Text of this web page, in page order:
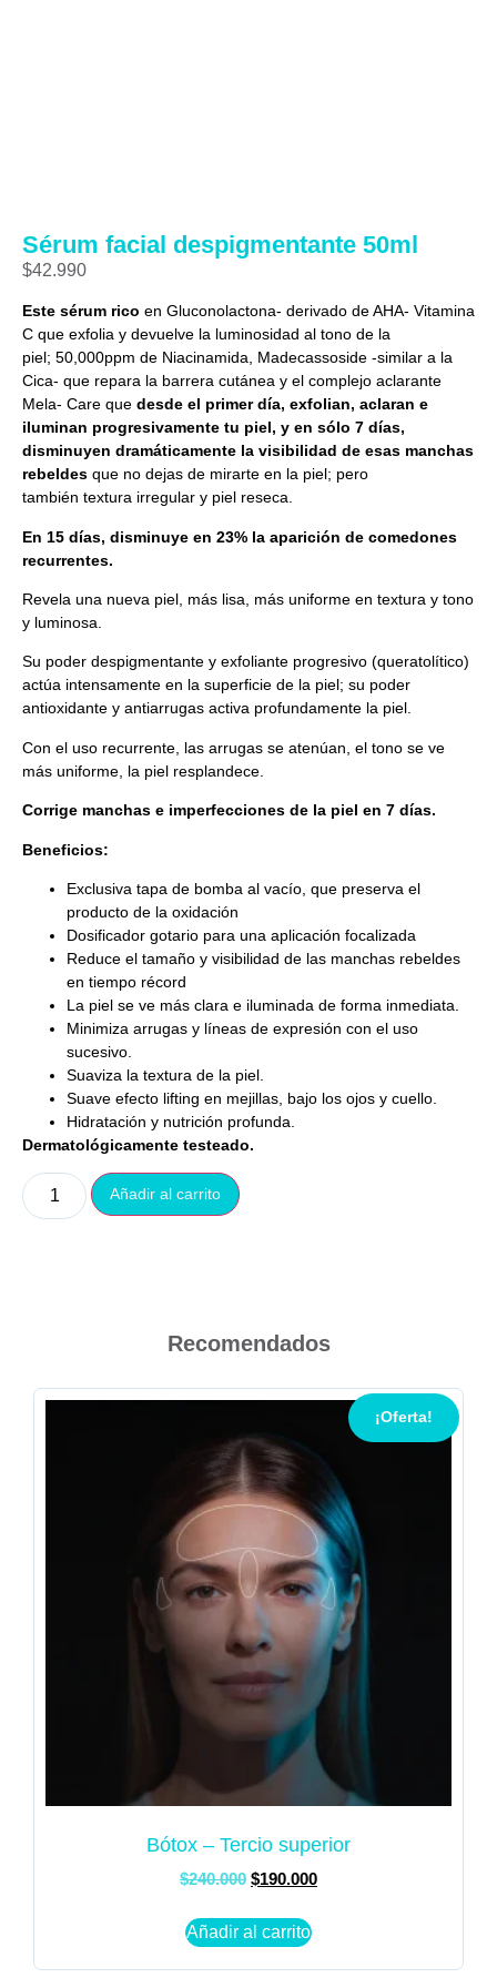
Sérum facial despigmentante 50ml
$42.990
Este sérum rico en Gluconolactona- derivado de AHA- Vitamina
C que exfolia y devuelve la luminosidad al tono de la
piel; 50,000ppm de Niacinamida, Madecassoside -similar a la
Cica- que repara la barrera cutánea y el complejo aclarante
Mela- Care que desde el primer día, exfolian, aclaran e
iluminan progresivamente tu piel, y en sólo 7 días,
disminuyen dramáticamente la visibilidad de esas manchas
rebeldes que no dejas de mirarte en la piel; pero
también textura irregular y piel reseca.
En 15 días, disminuye en 23% la aparición de comedones
recurrentes.
Revela una nueva piel, más lisa, más uniforme en textura y tono
y luminosa.
Su poder despigmentante y exfoliante progresivo (queratolítico)
actúa intensamente en la superficie de la piel; su poder
antioxidante y antiarrugas activa profundamente la piel.
Con el uso recurrente, las arrugas se atenúan, el tono se ve
más uniforme, la piel resplandece.
Corrige manchas e imperfecciones de la piel en 7 días.
Beneficios:
Exclusiva tapa de bomba al vacío, que preserva el
producto de la oxidación
Dosificador gotario para una aplicación focalizada
Reduce el tamaño y visibilidad de las manchas rebeldes
en tiempo récord
La piel se ve más clara e iluminada de forma inmediata.
Minimiza arrugas y líneas de expresión con el uso
sucesivo.
Suaviza la textura de la piel.
Suave efecto lifting en mejillas, bajo los ojos y cuello.
Hidratación y nutrición profunda.
Dermatológicamente testeado.
Añadir al carrito
Recomendados
¡Oferta!
Bótox – Tercio superior
$240.000 $190.000
Añadir al carrito